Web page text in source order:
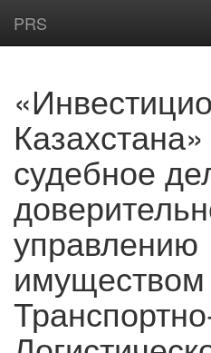
PRS
судебное
управлению
имуществом